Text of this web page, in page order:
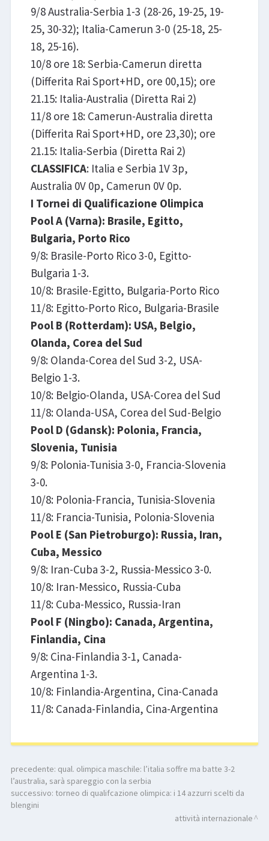
9/8 Australia-Serbia 1-3 (28-26, 19-25, 19-
25, 30-32); Italia-Camerun​ 3-0 (25-18, 25-
18, 25-16).
10/8 ore 18: Serbia-Camerun diretta
(Differita Rai Sport+HD, ore 00,15); ore
21.15: Italia-Australia (Diretta Rai 2)
11/8 ore 18: Camerun-Australia diretta
(Differita Rai Sport+HD, ore 23,30); ore
21.15: Italia-Serbia (Diretta Rai 2)
CLASSIFICA: Italia e Serbia 1V 3p,
Australia 0V 0p, Camerun 0V 0p.
I Tornei di Qualificazione Olimpica
Pool A (Varna): Brasile, Egitto,
Bulgaria, Porto Rico
9/8: Brasile-Porto Rico 3-0, Egitto-
Bulgaria 1-3.
10/8: Brasile-Egitto, Bulgaria-Porto Rico
11/8: Egitto-Porto Rico, Bulgaria-Brasile​
Pool B (Rotterdam): USA, Belgio,
Olanda, Corea del Sud
9/8: Olanda-Corea del Sud 3-2, USA-
Belgio 1-3.
10/8: Belgio-Olanda, USA-Corea del Sud
11/8: Olanda-USA, Corea del Sud-Belgio​
Pool D (Gdansk): Polonia, Francia,
Slovenia, Tunisia
9/8: Polonia-Tunisia 3-0, Francia-Slovenia
3-0.
10/8: Polonia-Francia, Tunisia-Slovenia
11/8: Francia-Tunisia, Polonia-Slovenia
Pool E (San Pietroburgo): Russia, Iran,
Cuba, Messico
9/8: Iran-Cuba 3-2, Russia-Messico 3-0.
10/8: Iran-Messico, Russia-Cuba
11/8: Cuba-Messico, Russia-Iran
Pool F (Ningbo): Canada, Argentina,
Finlandia, Cina
9/8: Cina-Finlandia 3-1, Canada-
Argentina 1-3.
10/8: Finlandia-Argentina, Cina-Canada
11/8: Canada-Finlandia, Cina-Argentina
precedente: qual. olimpica maschile: l’italia soffre ma batte 3-2
l’australia, sarà spareggio con la serbia
successivo: torneo di qualifcazione olimpica: i 14 azzurri scelti da
blengini
attività internazionale